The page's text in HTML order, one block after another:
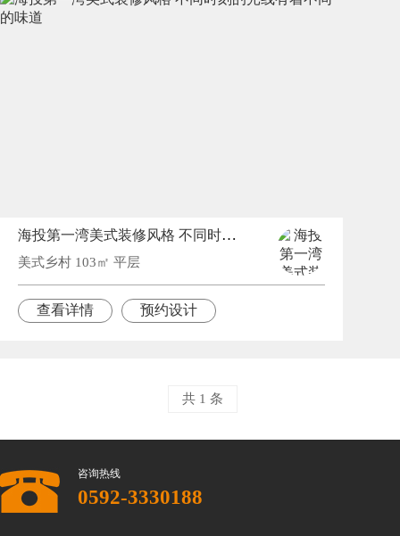
海投第一湾美式装修风格 不同时刻的光线有着不同的味道
美式乡村 103㎡ 平层
查看详情 预约设计
共 1 条
咨询热线
0592-3330188